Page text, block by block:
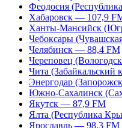
Феодосия
Хабаровск — 107,9
Ханты-Мансийск
Чебоксары
Челябинск — 88,4 FM
Череповец
Чита
Энергодар
Южно-Сахалинск
Якутск — 87,9 FM
Ялта (Республика
Ярославль — 98,3 FM